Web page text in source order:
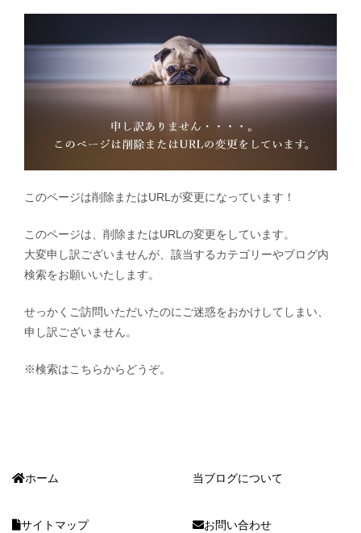
このページは削除またはURLが変更になっています！
このページは、削除またはURLの変更をしています。
大変申し訳ございませんが、該当するカテゴリーやブログ内
検索をお願いいたします。
せっかくご訪問いただいたのにご迷惑をおかけしてしまい、
申し訳ございません。
※検索はこちらからどうぞ。
ホーム 当ブログについて
サイトマップ お問い合わせ